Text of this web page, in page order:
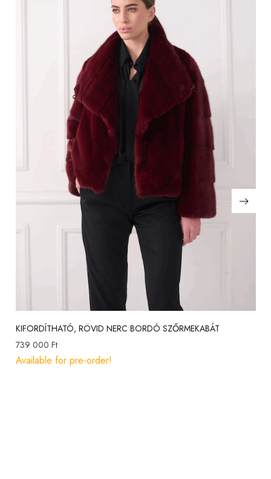
KIFORDÍTHATÓ, RÖVID NERC BORDÓ SZŐRMEKABÁT
739 000 Ft
Available for pre-order!